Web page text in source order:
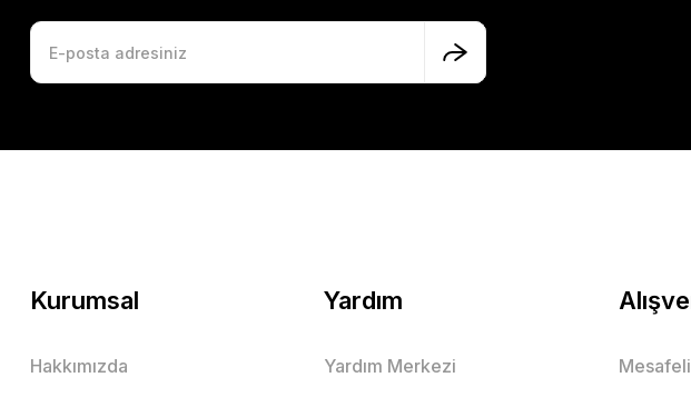
Kurumsal
Hakkımızda
Yardım
Yardım Merkezi